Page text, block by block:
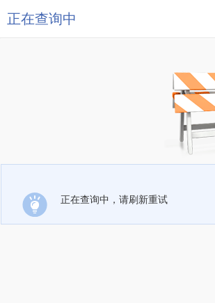
正在查询中
正在查询中，请刷新重试